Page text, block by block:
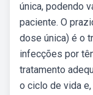
única, podendo
paciente. O
dose única) é o
infecções por
tratamento
o ciclo de vida